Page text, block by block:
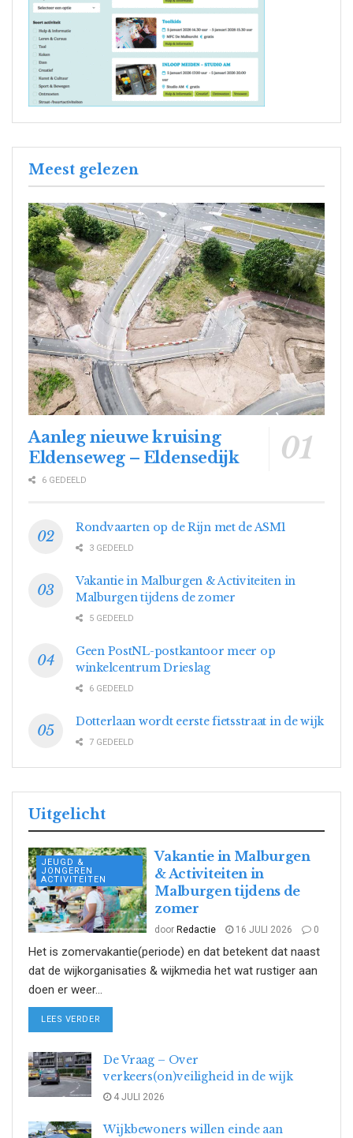
Meest gelezen
Aanleg nieuwe kruising
Eldenseweg – Eldensedijk
6 GEDEELD
Rondvaarten op de Rijn met de ASM1
3 GEDEELD
Vakantie in Malburgen & Activiteiten in
Malburgen tijdens de zomer
5 GEDEELD
Geen PostNL-postkantoor meer op
winkelcentrum Drieslag
6 GEDEELD
Dotterlaan wordt eerste fietsstraat in de wijk
7 GEDEELD
Uitgelicht
JEUGD &
JONGEREN
ACTIVITEITEN
Vakantie in Malburgen
& Activiteiten in
Malburgen tijdens de
zomer
door Redactie 16 JULI 2026 0
Het is zomervakantie(periode) en dat betekent dat naast
dat de wijkorganisaties & wijkmedia het wat rustiger aan
doen er weer...
LEES VERDER
De Vraag – Over
verkeers(on)veiligheid in de wijk
4 JULI 2026
Wijkbewoners willen einde aan